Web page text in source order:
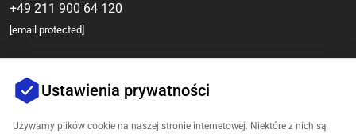
+49 211 900 64 120
[email protected]
Ustawienia prywatności
Używamy plików cookie na naszej stronie internetowej. Niektóre z nich są